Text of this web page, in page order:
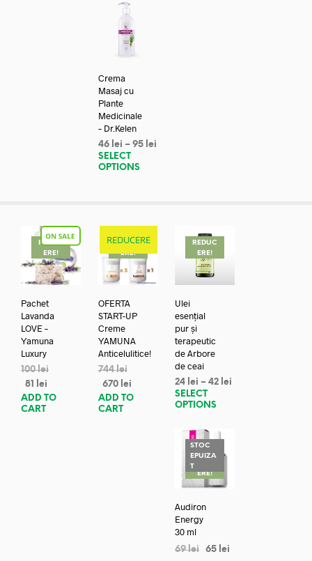
Crema
Masaj cu
Plante
Medicinale
– Dr.Kelen
46 lei – 95 lei
SELECT
OPTIONS
REDUC
ERE!
Pachet
Lavanda
LOVE –
Yamuna
Luxury
100lei
81
lei
ADD TO
CART
REDUCERE
REDUC
ERE!
OFERTA
START-UP
Creme
YAMUNA
Anticelulitice!
744lei
670 lei
ADD TO
CART
REDUC
ERE!
Ulei
esențial
pur și
terapeutic
de Arbore
de ceai
24 lei –42 lei
SELECT
OPTIONS
STOC
EPUIZA
TREDUC
ERE!
Audiron
Energy
30 ml
69lei 65 lei